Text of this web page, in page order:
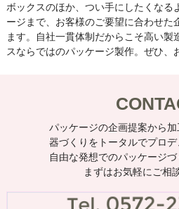
ボックスのほか、つい手にしたくなる
ージまで、お客様のご要望に合わせた
ます。自社一貫体制だからこそ高い製
スならではのパッケージ製作。ぜひ、
パッケージの企画提案から加
器づくりをトータルでプロデ
自由な発想でのパッケージづ
まずはお気軽にご相